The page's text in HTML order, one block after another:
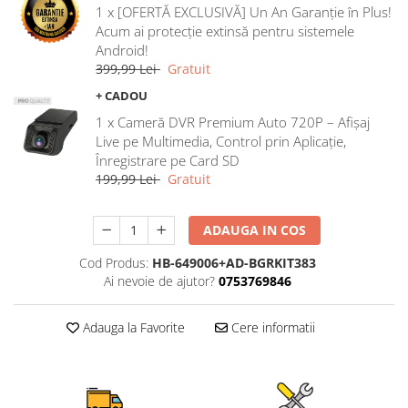
Rame adaptoare Ford
Rame adaptoare M-Benz
Rame adaptoare Opel
Rame adaptoare Skoda
Rame adaptoare Suzuki
Rame adaptoare Dacia
Rame adaptoare Audi
Rame adaptoare Renault
1 x [OFERTĂ EXCLUSIVĂ] Un An Garanție în Plus!
Acum ai protecție extinsă pentru sistemele
Android!
399,99 Lei Gratuit
+ CADOU
1 x Cameră DVR Premium Auto 720P – Afișaj
Live pe Multimedia, Control prin Aplicație,
Înregistrare pe Card SD
199,99 Lei Gratuit
ADAUGA IN COS
Cod Produs: HB-649006+AD-BGRKIT383
Ai nevoie de ajutor? 0753769846
Adauga la Favorite Cere informatii